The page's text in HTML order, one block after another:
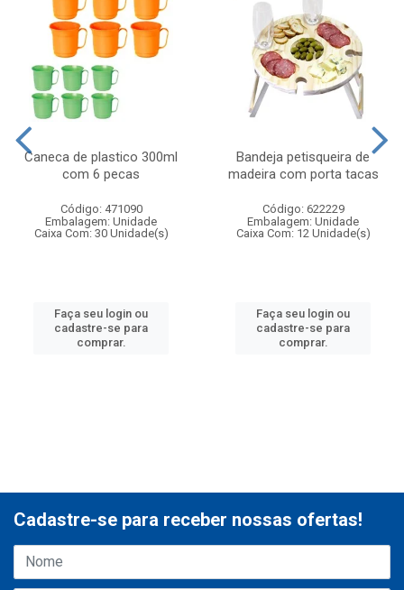
Caneca de plastico 300ml
com 6 pecas
Código: 471090
Embalagem: Unidade
Caixa Com: 30 Unidade(s)
Faça seu login ou
cadastre-se para
comprar.
Bandeja petisqueira de
madeira com porta tacas
Código: 622229
Embalagem: Unidade
Caixa Com: 12 Unidade(s)
Faça seu login ou
cadastre-se para
comprar.
Cadastre-se para receber nossas ofertas!